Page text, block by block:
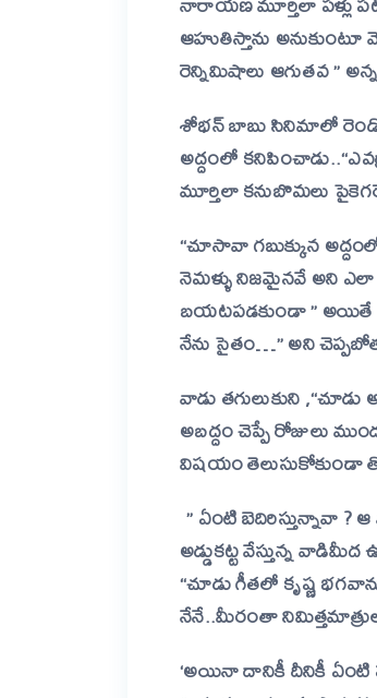
ఆహుతిస్తాను
రెన్నిమిషాలు ఆగుతవ ”
శోభన్ బాబు సినిమాలో రెండో
అద్దంలో కనిపించాడు..
మూర్తిలా కనుబొమలు
“చూసావా గబుక్కున
నెమళ్ళు నిజమైనవే అని ఎలా
బయటపడకుండా ” అయితే
నేను సైతం…” అని
వాడు తగులుకుని ,“చూడు
అబద్దం చెప్పే రోజులు
విషయం తెలుసుకోకుండా
” ఏంటి బెదిరిస్తున్నావా
అడ్డుకట్ట వేస్తున్న
“చూడు గీతలో కృష్ణ
నేనే..మీరంతా
‘అయినా దానికీ దీనికీ ఏంటి